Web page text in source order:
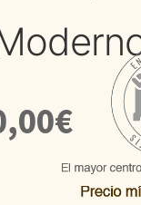
€El
precio
actual